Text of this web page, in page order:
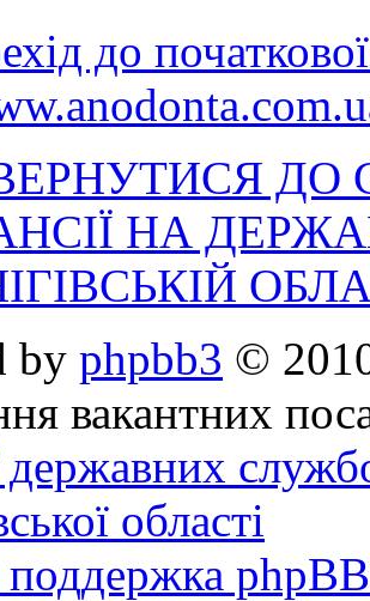
до
ДО
НА
by phpbb3 ©
вакантних
державних
області
поддержка phpBB